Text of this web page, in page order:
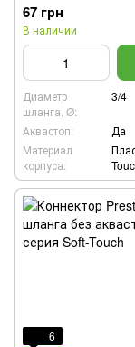
67 грн
В наличии
Диаметр
шланга, Ø:
3/4
Аквастоп:
Да
Материал
корпуса:
6